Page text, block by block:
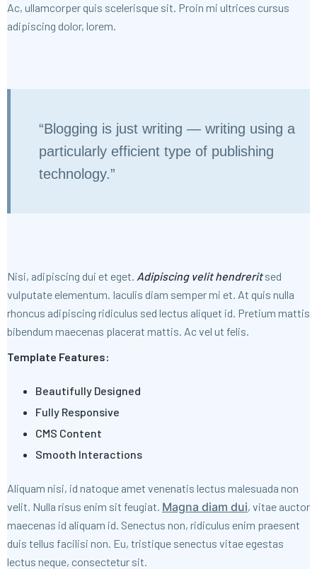
Ac, ullamcorper quis scelerisque sit. Proin mi ultrices cursus
adipiscing dolor, lorem.
“Blogging is just writing — writing using a
particularly efficient type of publishing
technology.”
Nisi, adipiscing dui et eget. Adipiscing velit hendreritsed
vulputate elementum. Iaculis diam semper mi et. At quis nulla
rhoncus adipiscing ridiculus sed lectus aliquet id. Pretium mattis
bibendum maecenas placerat mattis. Ac vel ut felis.
Template Features:
Beautifully Designed
Fully Responsive
CMS Content
Smooth Interactions
Aliquam nisi, id natoque amet venenatis lectus malesuada non
velit. Nulla risus enim sit feugiat. Magna diam dui, vitae auctor
maecenas id aliquam id. Senectus non, ridiculus enim praesent
duis tellus facilisi non. Eu, tristique senectus vitae egestas
lectus neque, consectetur sit.